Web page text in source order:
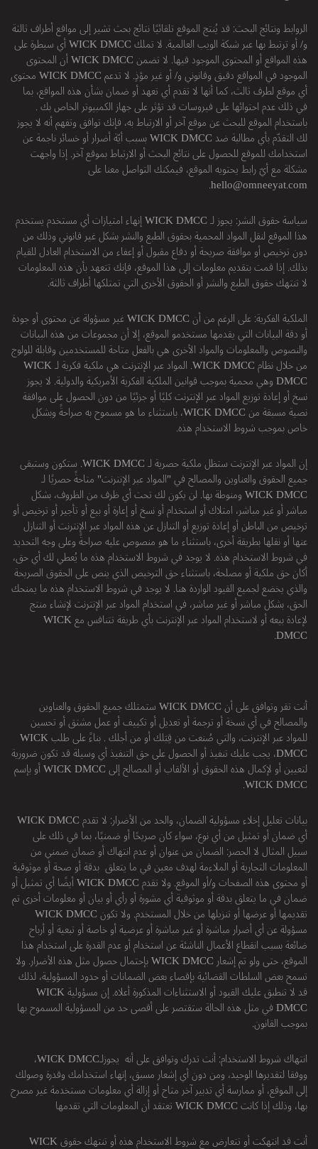
الروابط ونتائج البحث: قد يُنتج الموقع تلقائيًا نتائج بحث تشير إلى مواقع أطراف ثالثة
و/ أو ترتبط بها عبر شبكة الويب العالمية. لا تملك WICK DMCC أي سيطرة على
هذه المواقع أو المحتوى الموجود فيها. لا تضمن WICK DMCC أن المحتوى
الموجود في المواقع دقيق وقانوني و/ أو غير مؤذٍ. لا تدعم WICK DMCC محتوى
أي موقع لطرف ثالث، كما أنها لا تقدم أي تعهد أو ضمان بشأن هذه المواقع، بما
في ذلك عدم احتوائها على فيروسات قد تؤثر على جهاز الكمبيوتر الخاص بك .
باستخدام الموقع للبحث عن موقع آخر أو الارتباط به، فإنك توافق وتفهم أنه لا يجوز
لك التقدّم بأي مطالبة ضد WICK DMCC بسبب أيّة أضرار أو خسائر ناجمة عن
استخدامك للموقع للحصول على نتائج البحث أو الارتباط بموقع آخر. إذا واجهت
مشكلة مع أيّ رابط يحتويه الموقع، فيمكنك التواصل معنا على
hello@omneeyat.com
.
سياسة حقوق النشر: يجوز لـ WICK DMCC إنهاء امتيازات أي مستخدم يستخدم
هذا الموقع لنقل المواد المحمية بحقوق الطبع والنشر بشكل غير قانوني وذلك من
دون ترخيص أو موافقة صريحة أو دفاع مقبول أو إعفاء من الاستخدام العادل للقيام
بذلك. إذا قمت بتقديم معلومات إلى هذا الموقع، فإنك تتعهد بأن هذه المعلومات
لا تنتهك حقوق الطبع والنشر أو الحقوق الأخرى التي تمتلكها أطراف ثالثة.
الملكية الفكرية: على الرغم من أن WICK DMCC غير مسؤولة عن محتوى أو جودة
أو دقة البيانات التي يقدمها مستخدمو الموقع، إلا أن مجموعات من هذه البيانات
والنصوص والمعلومات والمواد الأخرى هي بالفعل متاحة للمستخدمين وقابلة للولوج
من خلال نظام WICK DMCC. المواد عبر الإنترنت هي ملكية فكرية لـ WICK
DMCC وهي محمية بموجب قوانين الملكية الفكرية الأمريكية والدولية. لا يجوز
نسخ أو إعادة توزيع المواد عبر الإنترنت كليًا أو جزئيًا من دون الحصول على موافقة
نصية مسبقة من WICK DMCC، باستثناء ما هو مسموح به صراحةً وبشكل
خاص بموجب شروط الاستخدام هذه.
إن المواد عبر الإنترنت ستظل ملكية حصرية لـ WICK DMCC. ستكون وستبقى
جميع الحقوق والعناوين والمصالح في "المواد عبر الإنترنت" متاحةً حصريًا لـ
WICK DMCC ومنوطة بها. لن يكون لك تحت أي ظرف من الظروف، بشكل
مباشر أو غير مباشر، امتلاك أو استخدام أو نسخ أو إعارة أو بيع أو تأجير أو ترخيص أو
ترخيص من الباطن أو إعادة توزيع أو التنازل عن هذه المواد عبر الإنترنت أو التنازل
عنها أو نقلها بطريقة أخرى، باستثناء ما هو منصوص عليه صراحةً وعلى وجه التحديد
في شروط الاستخدام هذه. لا يوجد في شروط الاستخدام هذه ما يُعطي لك أي حق،
أكان حق ملكية أو مصلحة، باستثناء حق الترخيص الذي ينص على الحقوق الصريحة
والذي يخضع لجميع القيود الواردة هنا. لا يوجد في شروط الاستخدام هذه ما يمنحك
الحق، بشكل مباشر أو غير مباشر، في استخدام المواد عبر الإنترنت لإنشاء منتج
لإعادة بيعه أو لاستخدام المواد عبر الإنترنت بأي طريقة تتنافس مع WICK
DMCC.
أنت تقر وتوافق على أن WICK DMCC ستمتلك جميع الحقوق والعناوين
والمصالح في أي نسخة أو ترجمة أو تعديل أو تكييف أو عمل مشتق أو تحسين
للمواد عبر الإنترنت، والتي صُنعت من قِبَلك أو من أجلك . بناءً على طلب WICK
DMCC، يجب عليك تنفيذ أو الحصول على حق التنفيذ أي وسيلة قد تكون ضرورية
لتعيين أو لإكمال هذه الحقوق أو الألقاب أو المصالح إلى WICK DMCC أو بإسم
WICK DMCC.
أي ضمان أو تمثيل من أي نوع، سواء كان صريحًا أو ضمنيًا، بما في ذلك على
سبيل المثال لا الحصر: الضمان من عنوان أو عدم انتهاك أو ضمان ضمني من
المعلومات التجارية أو الملاءمة لهدف معين في ما يتعلق بدقة أو صحة أو موثوقية
أو محتوى هذه الصفحات و/أو الموقع. ولا تقدم WICK DMCC أيضًا أي تمثيل أو
ضمان في ما يتعلق بدقة أو موثوقية أي مشورة أو رأي أو بيان أو معلومات أخرى تم
تقديمها أو عرضها أو تنزيلها من خلال المستخدم. ولا تكون WICK DMCC
مسؤولة عن أي أضرار مباشرة أو غير مباشرة أو عرضية أو خاصة أو تبعية أو أرباح
ضائعة بسبب انقطاع الأعمال الناشئة عن استخدام أو عدم القدرة على استخدام هذا
الموقع، حتى ولو تم إشعار WICK DMCC بإحتمال حصول مثل هذه الأضرار. ولا
تسمح بعض السلطات القضائية بإقصاء بعض الضمانات أو حدود المسؤولية، لذلك
قد لا تنطبق عليك القيود أو الاستثناءات المذكورة أعلاه. إن مسؤولية WICK
DMCC في مثل هذه الحالة ستقتصر على أقصى حد من المسؤولية المسموح بها
بموجب القانون.
انتهاك شروط الاستخدام: أنت تدرك وتوافق على أنه يجوزلـWICK DMCC،
ووفقا لتقديرها الوحيد، ومن دون أي إشعار مسبق، إنهاء استخدامك وقدرة وصولك
إلى الموقع، أو ممارسة أي تدبير آخر متاح أو إزالة أي معلومات مستخدمة غير مصرح
بها، وذلك إذا كانت WICK DMCC تعتقد أن المعلومات التي تقدمها
أنت قد انتهكت أو تتعارض مع شروط الاستخدام هذه أو تنتهك حقوق WICK